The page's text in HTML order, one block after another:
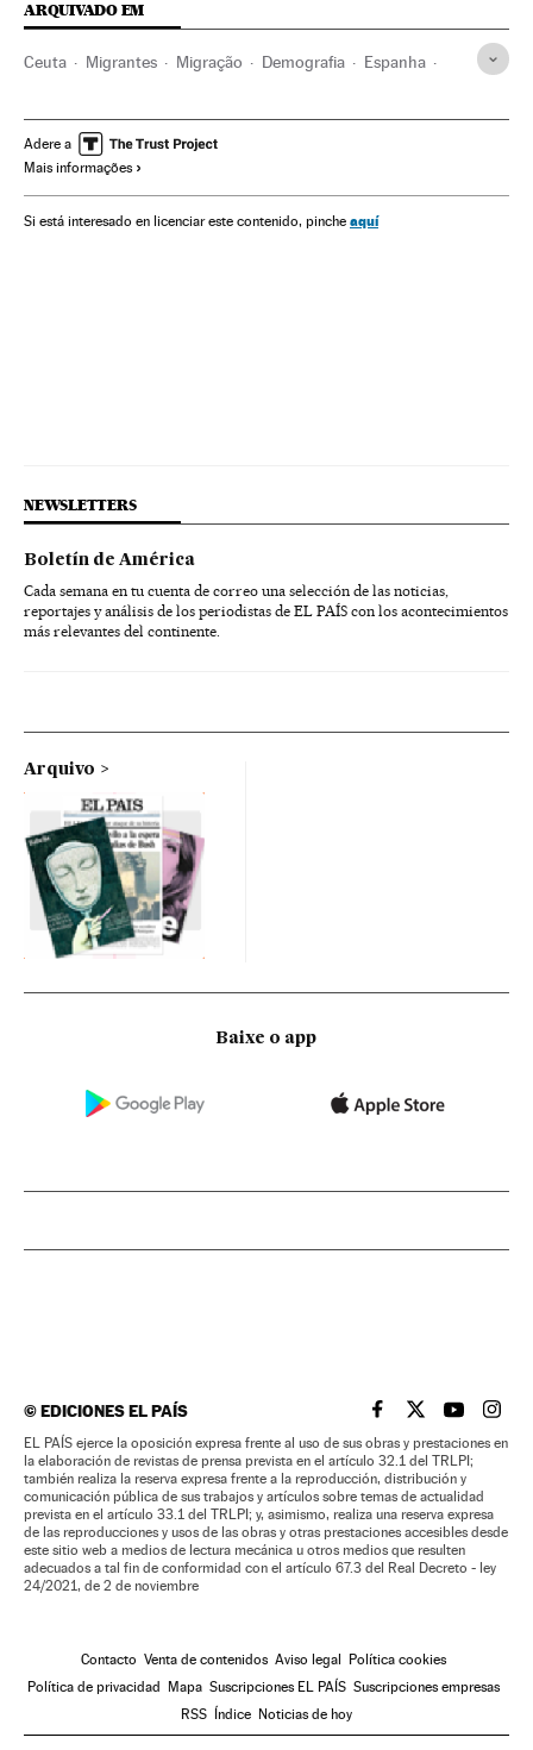
ARQUIVADO EM
Ceuta Migrantes Migração Demografia Espanha
Adere a
Mais informações
Si está interesado en licenciar este contenido, pinche aquí
NEWSLETTERS
Boletín de América
Cada semana en tu cuenta de correo una selección de las noticias,
reportajes y análisis de los periodistas de EL PAÍS con los acontecimientos
más relevantes del continente.
Arquivo
Baixe o app
©EDICIONES EL PAÍS EL PAÍS BRASIL EN
EL PAÍSEL PAÍS
EL
EL PAÍS ejerce la oposición expresa frente al uso de sus obras y prestaciones en
la elaboración de revistas de prensa prevista en el artículo 32.1 del TRLPI;
también realiza la reserva expresa frente a la reproducción, distribución y
comunicación pública de sus trabajos y artículos sobre temas de actualidad
prevista en el artículo 33.1 del TRLPI; y, asimismo, realiza una reserva expresa
de las reproducciones y usos de las obras y otras prestaciones accesibles desde
este sitio web a medios de lectura mecánica u otros medios que resulten
adecuados a tal fin de conformidad con el artículo 67.3 del Real Decreto - ley
24/2021, de 2 de noviembre
Contacto Venta de contenidos Aviso legal
Política cookies
Política de privacidad
Mapa Suscripciones EL PAÍS Suscripciones empresas
RSS
Índice Noticias de hoy